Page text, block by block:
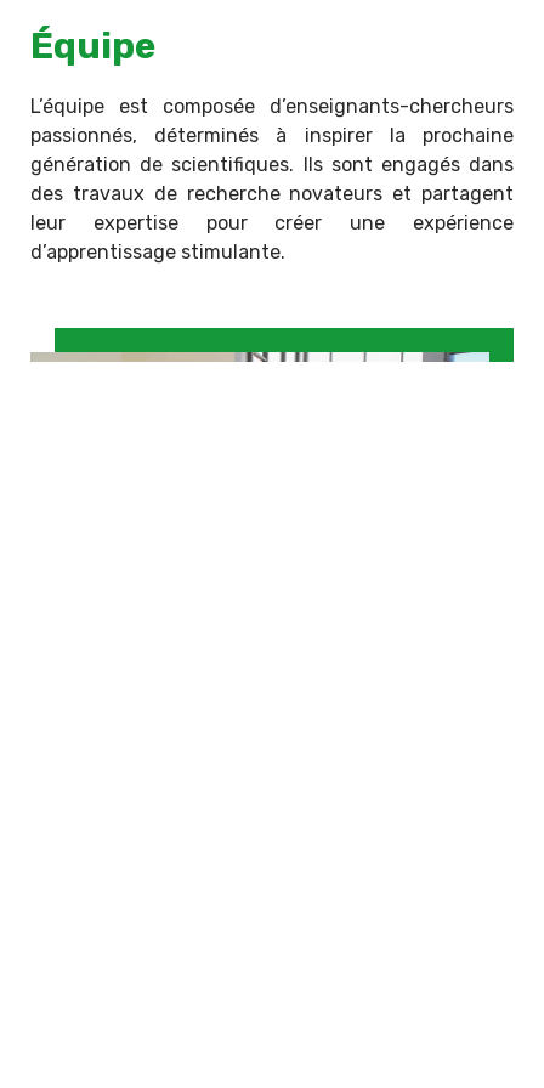
Équipe
L’équipe est composée d’enseignants-chercheurs
passionnés, déterminés à inspirer la prochaine
génération de scientifiques. Ils sont engagés dans
des travaux de recherche novateurs et partagent
leur expertise pour créer une expérience
d’apprentissage stimulante.